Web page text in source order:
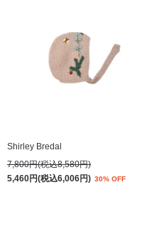
Shirley Bredal
7,800円(税込8,580円)
5,460円(税込6,006円) 30% OFF